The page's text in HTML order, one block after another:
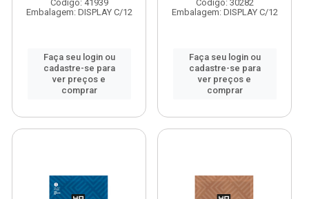
Código: 41939
Embalagem: DISPLAY C/12
Faça seu login ou
cadastre-se para
ver preços e
comprar
Código: 30282
Embalagem: DISPLAY C/12
Faça seu login ou
cadastre-se para
ver preços e
comprar